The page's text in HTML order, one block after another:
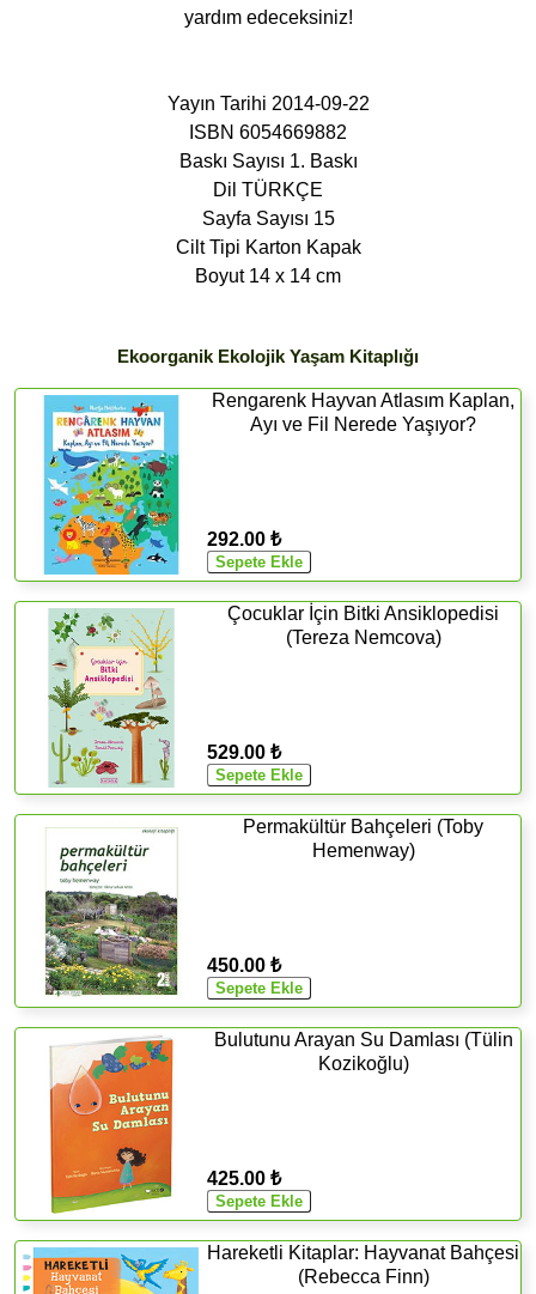
yardım edeceksiniz!
Yayın Tarihi 2014-09-22
ISBN 6054669882
Baskı Sayısı 1. Baskı
Dil TÜRKÇE
Sayfa Sayısı 15
Cilt Tipi Karton Kapak
Boyut 14 x 14 cm
Ekoorganik Ekolojik Yaşam Kitaplığı
Rengarenk Hayvan Atlasım Kaplan,
Ayı ve Fil Nerede Yaşıyor?
292.00 ₺
Çocuklar İçin Bitki Ansiklopedisi
(Tereza Nemcova)
529.00 ₺
Permakültür Bahçeleri (Toby
Hemenway)
450.00 ₺
Bulutunu Arayan Su Damlası (Tülin
Kozikoğlu)
425.00 ₺
Hareketli Kitaplar: Hayvanat Bahçesi
(Rebecca Finn)